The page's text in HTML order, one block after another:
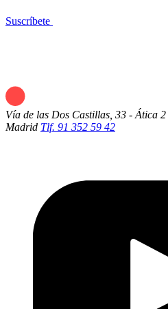
Suscríbete
Vía de las Dos Castillas, 33 - Ática 2
Madrid Tlf. 91 352 59 42